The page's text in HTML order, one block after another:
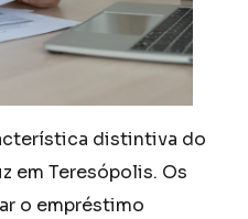
distintiva do
em Teresópolis. Os
o empréstimo